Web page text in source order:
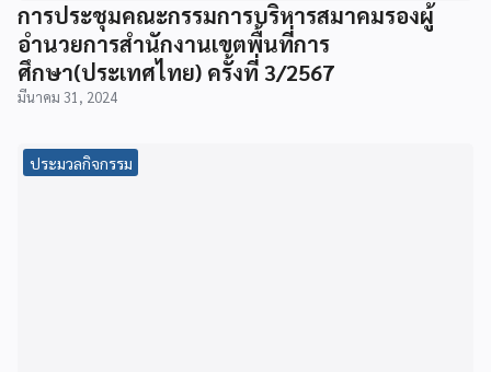
การประชุมคณะกรรมการบริหารสมาคมรองผู้
อำนวยการสำนักงานเขตพื้นที่การ
ศึกษา(ประเทศไทย) ครั้งที่ 3/2567
มีนาคม 31, 2024
ประมวลกิจกรรม